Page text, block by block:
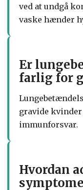
ved at undgå
vaske hænder
Er
farlig for
gravide
immunforsvar.
Hvordan